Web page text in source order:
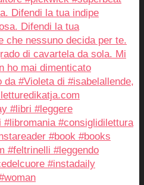
Difendi la tua indipe